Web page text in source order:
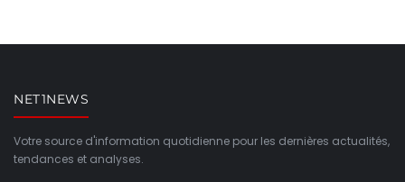
NET1NEWS
Votre source d'information quotidienne pour les dernières actualités,
tendances et analyses.